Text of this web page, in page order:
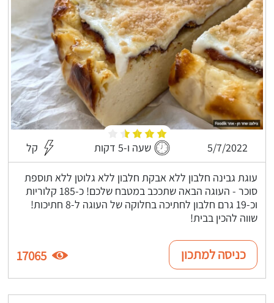
5/7/2022 שעה ו-5 דקות קל
עוגת גבינה חלבון ללא אבקת חלבון ללא גלוטן ללא תוספת
סוכר - העוגה הבאה שתככב במטבח שלכם! כ-185 קלוריות
וכ-19 גרם חלבון לחתיכה בחלוקה של העוגה ל-8 חתיכות!
שווה להכין בבית!
כניסה למתכון 17065